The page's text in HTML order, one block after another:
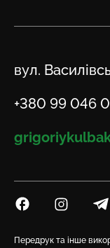
Адреса
вул.
Телефон
+380 99 046
Email
Посилання на Facebook
Посилання
Передрук та інше